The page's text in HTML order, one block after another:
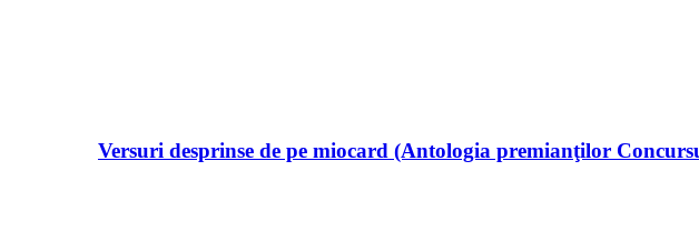
Versuri desprinse de pe miocard (Antologia premianţilor